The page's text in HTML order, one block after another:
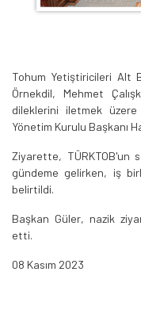
Tohum Yetiştiricileri Alt
Örnekdil, Mehmet
dileklerini iletmek üzere
Yönetim Kurulu Başkanı
Ziyarette, TÜRKTOB'un
gündeme gelirken, iş
belirtildi.
Başkan Güler, nazik
etti.
08 Kasım 2023